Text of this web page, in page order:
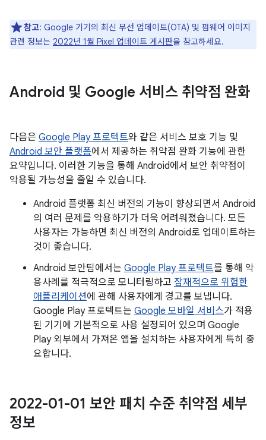
참고: Google 기기의 최신 무선 업데이트(OTA) 및 펌웨어 이미지
관련 정보는 2022년 1월 Pixel 업데이트 게시판을 참고하세요.
Android 및 Google 서비스 취약점 완화
다음은 Google Play 프로텍트와 같은 서비스 보호 기능 및
Android 보안 플랫폼에서 제공하는 취약점 완화 기능에 관한
요약입니다. 이러한 기능을 통해 Android에서 보안 취약점이
악용될 가능성을 줄일 수 있습니다.
Android 플랫폼 최신 버전의 기능이 향상되면서 Android
의 여러 문제를 악용하기가 더욱 어려워졌습니다. 모든
사용자는 가능하면 최신 버전의 Android로 업데이트하는
것이 좋습니다.
Android 보안팀에서는 Google Play 프로텍트를 통해 악
용사례를 적극적으로 모니터링하고 잠재적으로 위험한
애플리케이션에 관해 사용자에게 경고를 보냅니다.
Google Play 프로텍트는 Google 모바일 서비스가 적용
된 기기에 기본적으로 사용 설정되어 있으며 Google
Play 외부에서 가져온 앱을 설치하는 사용자에게 특히 중
요합니다.
2022-01-01 보안 패치 수준 취약점 세부
정보